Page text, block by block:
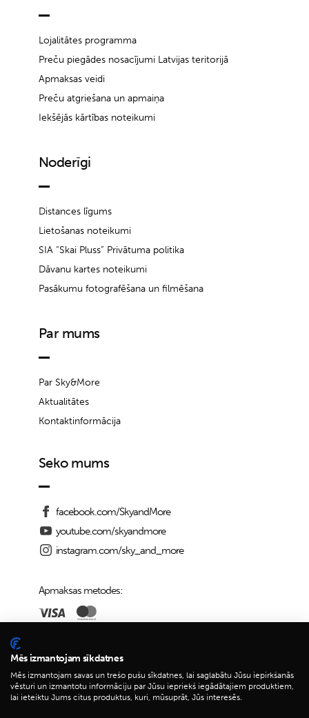
Lojalitātes programma
Preču piegādes nosacījumi Latvijas teritorijā
Apmaksas veidi
Preču atgriešana un apmaiņa
Iekšējās kārtības noteikumi
Noderīgi
Distances līgums
Lietošanas noteikumi
SIA “Skai Pluss” Privātuma politika
Dāvanu kartes noteikumi
Pasākumu fotografēšana un filmēšana
Par mums
Par Sky&More
Aktualitātes
Kontaktinformācija
Seko mums
facebook.com/SkyandMore
youtube.com/skyandmore
instagram.com/sky_and_more
Apmaksas metodes:
Piegādes iespējas:
Mēs izmantojam sīkdatnes
Mēs izmantojam savas un trešo pušu sīkdatnes, lai saglabātu Jūsu iepirkšanās
vēsturi un izmantotu informāciju par Jūsu iepriekš iegādātajiem produktiem,
lai ieteiktu Jums citus produktus, kuri, mūsuprāt, Jūs interesēs.